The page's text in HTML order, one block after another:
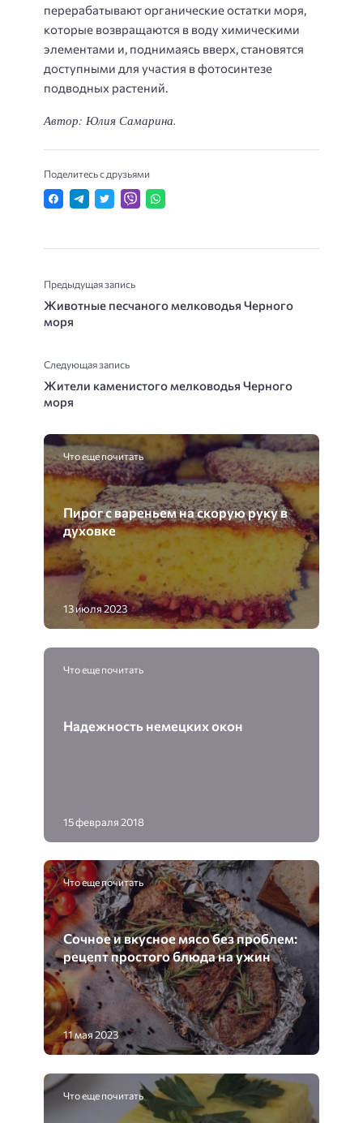
перерабатывают органические остатки моря,
которые возвращаются в воду химическими
элементами и, поднимаясь вверх, становятся
доступными для участия в фотосинтезе
подводных растений.
Автор: Юлия Самарина.
Поделитесь с друзьями
Предыдущая запись
Животные песчаного мелководья Черного
моря
Следующая запись
Жители каменистого мелководья Черного
моря
Что еще почитать
Пирог с вареньем на скорую руку в
духовке
13 июля 2023
Что еще почитать
Надежность немецких окон
15 февраля 2018
Что еще почитать
Cочное и вкусное мясо без проблем:
рецепт простого блюда на ужин
11 мая 2023
Что еще почитать